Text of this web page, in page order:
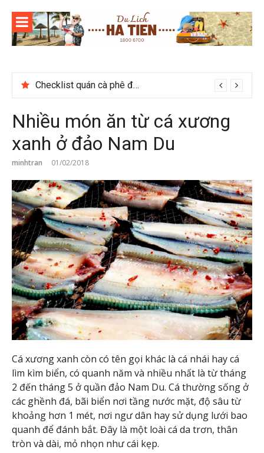
content
Checklist quán cà phê đẹp dịp 2/9 ở Đà Lạt nên ghé
Thời gian tham quan Phong Nha Kẻ Bàng
Nhiều món ăn từ cá xương
xanh ở đảo Nam Du
minhtran 01/02/2018
Cá xương xanh còn có tên gọi khác là cá nhái hay cá
lìm kìm biển, có quanh năm và nhiều nhất là từ tháng
2 đến tháng 5 ở quần đảo Nam Du. Cá thường sống ở
các ghềnh đá, bãi biển nơi tầng nước mặt, độ sâu từ
khoảng hơn 1 mét, nơi ngư dân hay sử dụng lưới bao
quanh để đánh bắt. Đây là một loài cá da trơn, thân
tròn và dài, mỏ nhọn như cái kẹp.